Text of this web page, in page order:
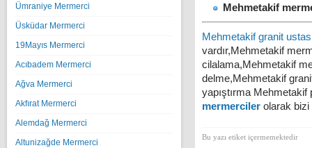
Ümraniye Mermerci
Üsküdar Mermerci
19Mayıs Mermerci
Acıbadem Mermerci
Ağva Mermerci
Akfırat Mermerci
Alemdağ Mermerci
Altunizağde Mermerci
Mehmetakif
Mehmetakif granit
vardır,Mehmetakif
cilalama,Mehmetakif
delme,Mehmetakif
yapıştırma
mermerciler olarak
Bu yazı etiket içermemektedir